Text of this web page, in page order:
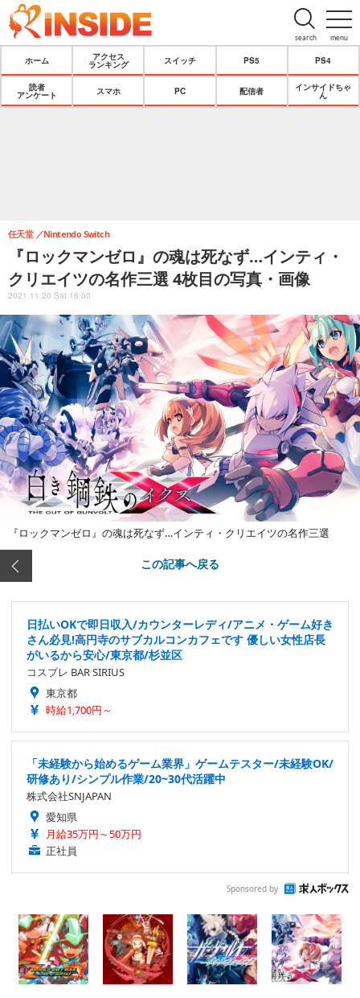
menu
search
ホーム
アクセス
ランキング
スイッチ PS5 PS4
読者
アンケート
スマホ PC 配信者
インサイドちゃ
ん
『ロックマンゼロ』の魂は死なず…インティ・
クリエイツの名作三選 4枚目の写真・画像
任天堂 Nintendo Switch
2021.11.20 Sat 16:00
『ロックマンゼロ』の魂は死なず…インティ・クリエイツの名作三選
この記事へ戻る
日払いOKで即日収入/カウンターレディ/アニメ・ゲーム好き
さん必見!高円寺のサブカルコンカフェです 優しい女性店長
がいるから安心/東京都/杉並区
コスプレ BAR SIRIUS
東京都
時給1,700円～
「未経験から始めるゲーム業界」ゲームテスター/未経験OK/
研修あり/シンプル作業/20~30代活躍中
株式会社SNJAPAN
愛知県
月給35万円～50万円
正社員
Sponsored by